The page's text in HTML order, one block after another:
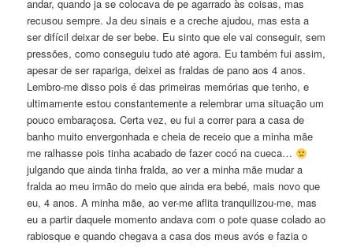
andar, quando ja se colocava de pe agarrado às coisas, mas
recusou sempre. Ja deu sinais e a creche ajudou, mas esta a
ser difícil deixar de ser bebe. Eu sinto que ele vai conseguir, sem
pressões, como conseguiu tudo atė agora. Eu também fui assim,
apesar de ser rapariga, deixei as fraldas de pano aos 4 anos.
Lembro-me disso pois é das primeiras memórias que tenho, e
ultimamente estou constantemente a relembrar uma situação um
pouco embaraçosa. Certa vez, eu fui a correr para a casa de
banho muito envergonhada e cheia de receio que a minha mãe
me ralhasse pois tinha acabado de fazer cocó na cueca…
julgando que ainda tinha fralda, ao ver a minha mãe mudar a
fralda ao meu irmão do meio que ainda era bebé, mais novo que
eu, 4 anos. A minha mãe, ao ver-me aflita tranquilizou-me, mas
eu a partir daquele momento andava com o pote quase colado ao
rabiosque e quando chegava a casa dos meus avós e fazia o